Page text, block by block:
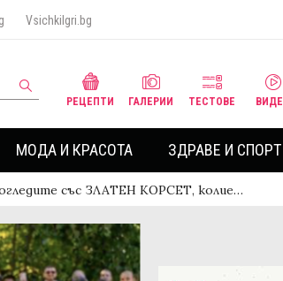
VsichkiIgri.bg
РЕЦЕПТИ ГАЛЕРИИ ТЕСТОВЕ
МОДА И КРАСОТА ЗДРАВЕ И СПОРТ
със ЗЛАТЕН КОРСЕТ, колие…